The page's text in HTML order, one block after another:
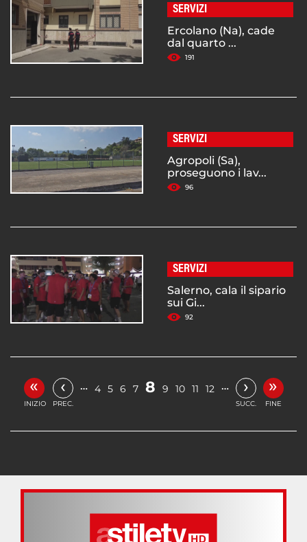
SERVIZI
Ercolano (Na), cade
dal quarto ...
191
SERVIZI
Agropoli (Sa),
proseguono i lav...
96
SERVIZI
Salerno, cala il sipario
sui Gi...
92
«
INIZIO
‹
PREC.
… 4 5 6 7 8 9 10 11 12 … ›
SUCC.
»
FINE